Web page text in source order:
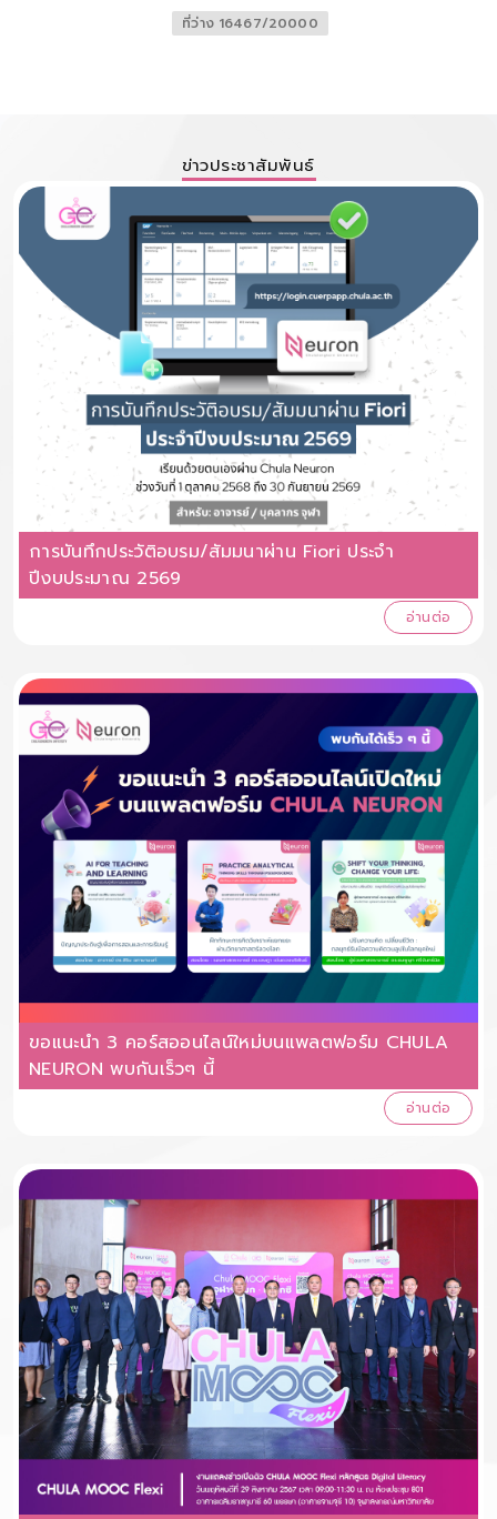
ที่ว่าง 16467/20000
ข่าวประชาสัมพันธ์
การบันทึกประวัติอบรม/สัมมนาผ่าน Fiori ประจํา
ปีงบประมาณ 2569
อ่านต่อ
ขอแนะนำ 3 คอร์สออนไลน์ใหม่บนแพลตฟอร์ม CHULA
NEURON พบกันเร็วๆ นี้
อ่านต่อ